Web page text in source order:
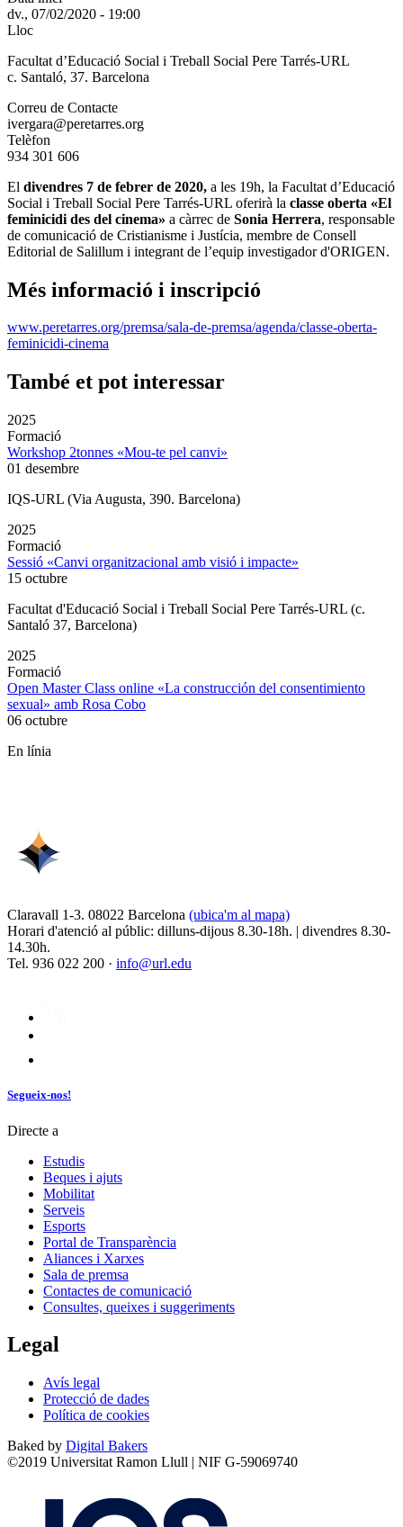
dv., 07/02/2020 - 19:00
Lloc
Facultat d’Educació Social i Treball Social Pere Tarrés-URL
c. Santaló, 37. Barcelona
Correu de Contacte
ivergara@peretarres.org
Telèfon
934 301 606
El divendres 7 de febrer de 2020, a les 19h, la Facultat d’Educació
Social i Treball Social Pere Tarrés-URL oferirà la classe oberta «El
feminicidi des del cinema» a càrrec de Sonia Herrera, responsable
de comunicació de Cristianisme i Justícia, membre de Consell
Editorial de Salillum i integrant de l’equip investigador d'ORIGEN.
Més informació i inscripció
www.peretarres.org/premsa/sala-de-premsa/agenda/classe-oberta-
feminicidi-cinema
També et pot interessar
2025
Formació
Workshop 2tonnes «Mou-te pel canvi»
01 desembre
IQS-URL (Via Augusta, 390. Barcelona)
2025
Formació
Sessió «Canvi organitzacional amb visió i impacte»
15 octubre
Facultat d'Educació Social i Treball Social Pere Tarrés-URL (c.
Santaló 37, Barcelona)
2025
Formació
Open Master Class online «La construcción del consentimiento
sexual» amb Rosa Cobo
06 octubre
En línia
Claravall 1-3. 08022 Barcelona (ubica'm al mapa)
Horari d'atenció al públic: dilluns-dijous 8.30-18h. | divendres 8.30-
14.30h.
Tel. 936 022 200 · info@url.edu
Segueix-nos!
Directe a
Estudis
Beques i ajuts
Mobilitat
Serveis
Esports
Portal de Transparència
Aliances i Xarxes
Sala de premsa
Contactes de comunicació
Consultes, queixes i suggeriments
Legal
Avís legal
Protecció de dades
Política de cookies
Baked by Digital Bakers
©2019 Universitat Ramon Llull | NIF G-59069740